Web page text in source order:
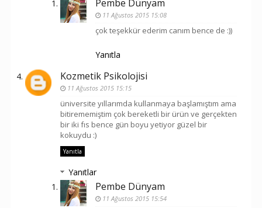
Pembe Dünyam
11 Ağustos 2015 15:08
çok teşekkür ederim canım bence de :))
Yanıtla
Kozmetik Psikolojisi
11 Ağustos 2015 15:15
üniversite yıllarımda kullanmaya başlamıştım ama
bitirememiştim çok bereketli bir ürün ve gerçekten
bir iki fıs bence gün boyu yetiyor güzel bir
kokuydu :)
Yanıtla
Yanıtlar
Pembe Dünyam
11 Ağustos 2015 15:54